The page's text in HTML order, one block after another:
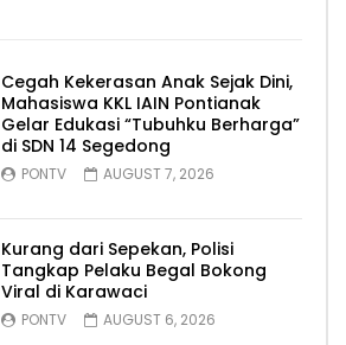
Cegah Kekerasan Anak Sejak Dini,
Mahasiswa KKL IAIN Pontianak
Gelar Edukasi “Tubuhku Berharga”
di SDN 14 Segedong
PONTV AUGUST 7, 2026
Kurang dari Sepekan, Polisi
Tangkap Pelaku Begal Bokong
Viral di Karawaci
PONTV AUGUST 6, 2026